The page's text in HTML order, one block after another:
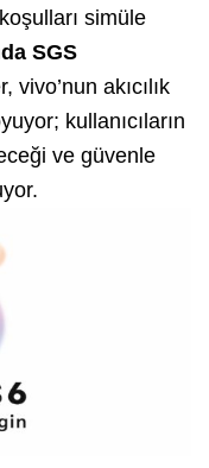
simüle
SGS
vivo’nun akıcılık
kullanıcıların
ve güvenle